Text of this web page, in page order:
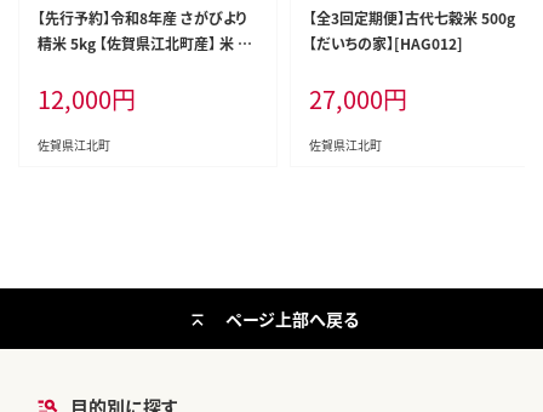
【先行予約】令和8年産 さがびより
精米 5kg 【佐賀県江北町産】 米 白
12,000円
佐賀県江北町
【全3回定期便】古代七穀米 500g
【だいちの家】[HAG012]
27,000円
佐賀県江北町
目的別に探す
ページ上部へ戻る